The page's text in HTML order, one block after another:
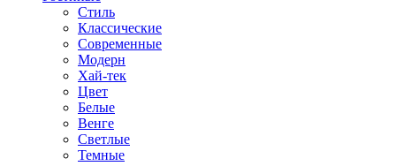
Стиль
Классические
Современные
Модерн
Хай-тек
Цвет
Белые
Венге
Светлые
Темные